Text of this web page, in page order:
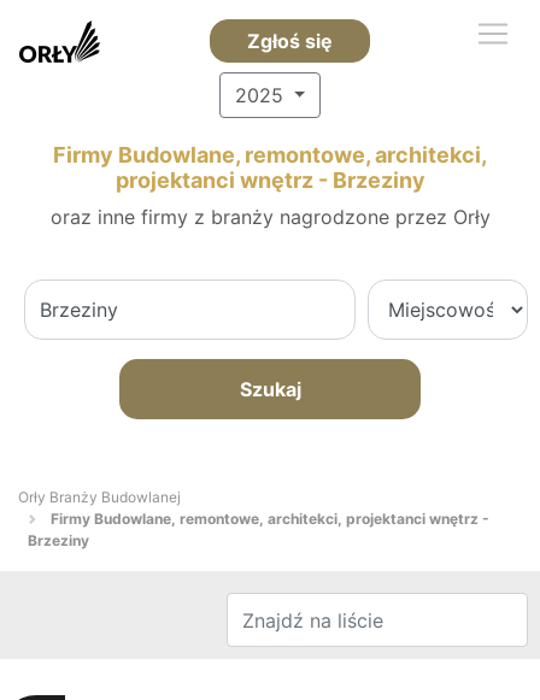
Zgłoś się
2025
Firmy Budowlane, remontowe, architekci,
projektanci wnętrz - Brzeziny
oraz inne firmy z branży nagrodzone przez Orły
Szukaj
Orły Branży Budowlanej
Firmy Budowlane, remontowe, architekci, projektanci wnętrz -
Brzeziny